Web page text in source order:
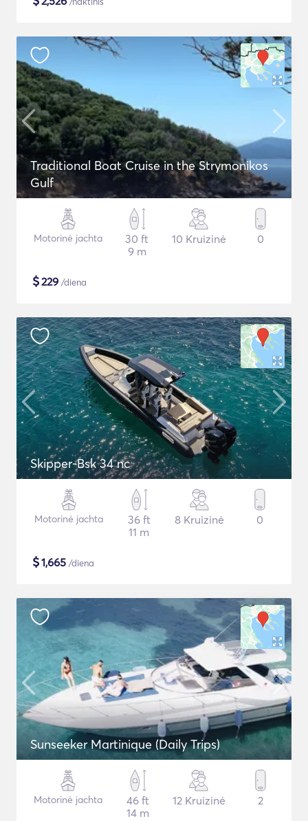
Traditional Boat Cruise in the Strymonikos
Gulf
Motorinė jachta
30 ft
9 m
10 Kruizinė 0
$229 /diena
Skipper-Bsk 34 nc
Motorinė jachta
36 ft
11 m
8 Kruizinė 0
$1,665 /diena
Sunseeker Martinique (Daily Trips)
Motorinė jachta
46 ft
14 m
12 Kruizinė 2